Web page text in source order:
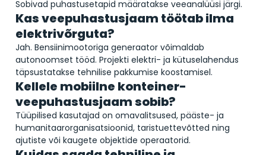
Sobivad puhastusetapid määratakse veeanalüüsi järgi.
Kas veepuhastusjaam töötab ilma
elektrivõrguta?
Jah. Bensiinimootoriga generaator võimaldab
autonoomset tööd. Projekti elektri- ja kütuselahendus
täpsustatakse tehnilise pakkumise koostamisel.
Kellele mobiilne konteiner-
veepuhastusjaam sobib?
Tüüpilised kasutajad on omavalitsused, pääste- ja
humanitaarorganisatsioonid, taristuettevõtted ning
ajutiste või kaugete objektide operaatorid.